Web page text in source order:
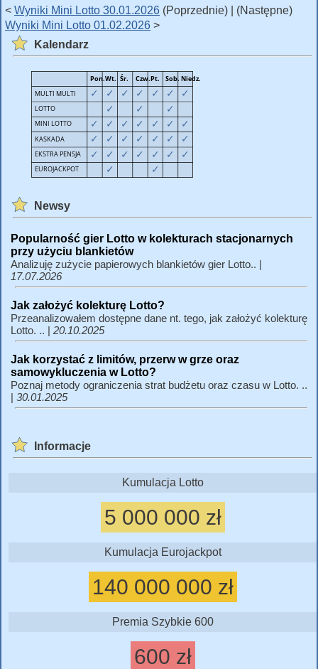
< Wyniki Mini Lotto 30.01.2026 (Poprzednie) | (Następne)
Wyniki Mini Lotto 01.02.2026 >
Kalendarz
Newsy
Popularność gier Lotto w kolekturach stacjonarnych
przy użyciu blankietów
Analizuję zużycie papierowych blankietów gier Lotto.. |
17.07.2026
Jak założyć kolekturę Lotto?
Przeanalizowałem dostępne dane nt. tego, jak założyć kolekturę
Lotto. .. | 20.10.2025
Jak korzystać z limitów, przerw w grze oraz
samowykluczenia w Lotto?
Poznaj metody ograniczenia strat budżetu oraz czasu w Lotto. ..
| 30.01.2025
Informacje
Kumulacja Lotto
5 000 000 zł
Kumulacja Eurojackpot
140 000 000 zł
Premia Szybkie 600
600 zł